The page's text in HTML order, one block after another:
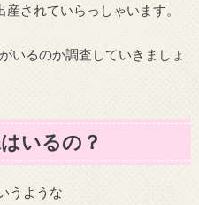
されていらっしゃいます。
いるのか調査していきましょ
いるの？
うような